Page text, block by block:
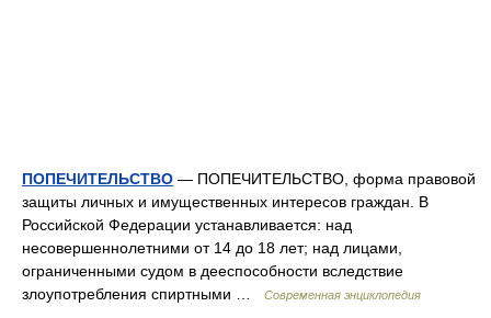
ПОПЕЧИТЕЛЬСТВО — ПОПЕЧИТЕЛЬСТВО, форма правовой
защиты личных и имущественных интересов граждан. В
Российской Федерации устанавливается: над
несовершеннолетними от 14 до 18 лет; над лицами,
ограниченными судом в дееспособности вследствие
злоупотребления спиртными …
Современная энциклопедия